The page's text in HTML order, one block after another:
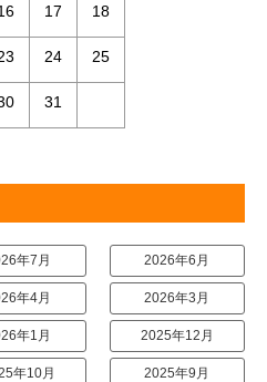
17 18
24 25
31
年7月 2026年6月
年4月 2026年3月
年1月 2025年12月
年10月 2025年9月